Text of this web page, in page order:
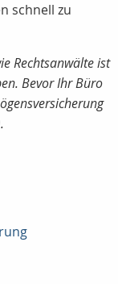
schnell zu
Rechtsanwälte ist
Bevor Ihr Büro